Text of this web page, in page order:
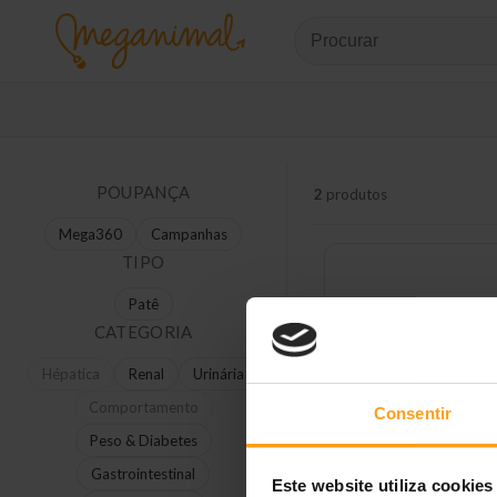
Consentir
Este website utiliza cookies
POUPANÇA
Mega360 Campanhas
TIPO
Patê
CATEGORIA
Hépatica Renal
Urinária
Comportamento
Peso & Diabetes
Gastrointestinal
2 produtos